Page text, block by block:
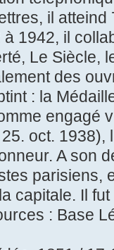
il atteind
1942, il
Le Siècle,
des
: la
engagé
oct. 1938),
A son
parisiens,
capitale. Il
: Base